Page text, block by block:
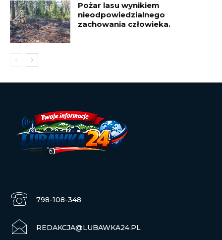
Pożar lasu wynikiem
nieodpowiedzialnego
zachowania człowieka.
798-108-348
REDAKCJA@LUBAWKA24.PL